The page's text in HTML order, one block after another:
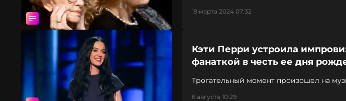
19 марта 2024 07:32
Кэти Перри устроила
фанаткой в честь ее дня
Трогательный момент произошел на
6 августа 10:29